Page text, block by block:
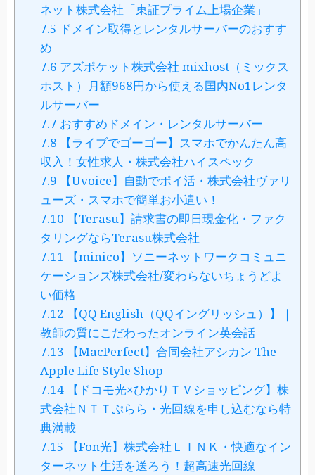
ネット株式会社「東証プライム上場企業」
7.5 ドメイン取得とレンタルサーバーのおすす
め
7.6 アズポケット株式会社 mixhost（ミックス
ホスト）月額968円から使える国内No1レンタ
ルサーバー
7.7 おすすめドメイン・レンタルサーバー
7.8 【ライブでゴーゴー】スマホでかんたん高
収入！女性求人・株式会社ハイスペック
7.9 【Uvoice】自動でポイ活・株式会社ヴァリ
ューズ・スマホで簡単お小遣い！
7.10 【Terasu】請求書の即日現金化・ファク
タリングならTerasu株式会社
7.11 【minico】ソニーネットワークコミュニ
ケーションズ株式会社/変わらないちょうどよ
い価格
7.12 【QQ English（QQイングリッシュ）】｜
教師の質にこだわったオンライン英会話
7.13 【MacPerfect】合同会社アシカン The
Apple Life Style Shop
7.14【ドコモ光×ひかりＴＶショッピング】株
式会社ＮＴＴぷらら・光回線を申し込むなら特
典満載
7.15 【Fon光】株式会社ＬＩＮＫ・快適なイン
ターネット生活を送ろう！超高速光回線